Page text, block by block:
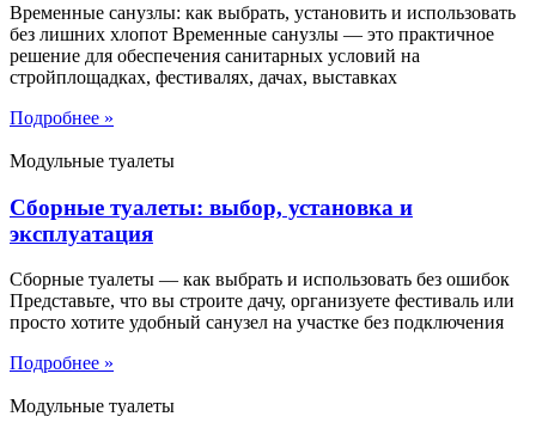
Временные санузлы: как выбрать, установить и использовать
без лишних хлопот Временные санузлы — это практичное
решение для обеспечения санитарных условий на
стройплощадках, фестивалях, дачах, выставках
Подробнее »
Модульные туалеты
Сборные туалеты: выбор, установка и
эксплуатация
Сборные туалеты — как выбрать и использовать без ошибок
Представьте, что вы строите дачу, организуете фестиваль или
просто хотите удобный санузел на участке без подключения
Подробнее »
Модульные туалеты